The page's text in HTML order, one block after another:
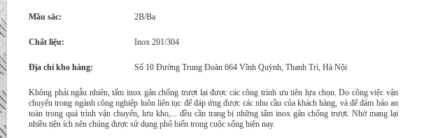
Mầu sắc: 2B/Ba
Chất liệu: Inox 201/304
Địa chỉ kho hàng: Số 10 Đường Trung Đoàn 664 Vĩnh Quỳnh, Thanh Trì, Hà Nội
Không phải ngẫu nhiên, tấm inox gân chống trượt lại được các công trình ưu tiên lựa chọn. Do công việc vận
chuyển trong ngành công nghiệp luôn liên tục để đáp ứng được các nhu cầu của khách hàng, và để đảm bảo an
toàn trong quá trình vận chuyển, lưu kho,... đều cần trang bị những tấm inox gân chống trượt. Nhờ mang lại
nhiều tiện ích nên chúng được sử dụng phổ biến trong cuộc sống hiện nay.